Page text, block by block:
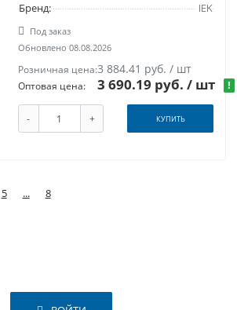
Бренд:
IEK
Под заказ
Обновлено 08.08.2026
Розничная цена:3 884.41 руб. / шт
Оптовая цена: 3 690.19 руб./ шт !
- + КУПИТЬ
5 ... 8